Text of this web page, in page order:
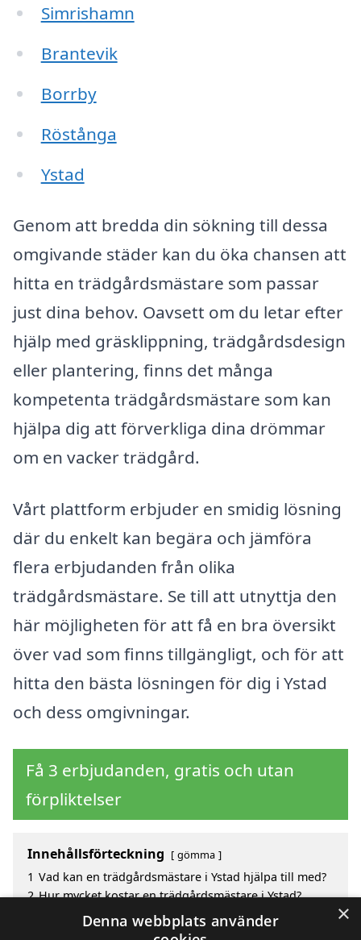
Simrishamn
Brantevik
Borrby
Röstånga
Ystad
Genom att bredda din sökning till dessa
omgivande städer kan du öka chansen att
hitta en trädgårdsmästare som passar
just dina behov. Oavsett om du letar efter
hjälp med gräsklippning, trädgårdsdesign
eller plantering, finns det många
kompetenta trädgårdsmästare som kan
hjälpa dig att förverkliga dina drömmar
om en vacker trädgård.
Vårt plattform erbjuder en smidig lösning
där du enkelt kan begära och jämföra
flera erbjudanden från olika
trädgårdsmästare. Se till att utnyttja den
här möjligheten för att få en bra översikt
över vad som finns tillgängligt, och för att
hitta den bästa lösningen för dig i Ystad
och dess omgivningar.
Få 3 erbjudanden, gratis och utan
förpliktelser
Innehållsförteckning gömma
1 Vad kan en trädgårdsmästare i Ystad hjälpa till med?
2 Hur mycket kostar en trädgårdsmästare i Ystad?
Fördelar med att välja trädgårdsmästare i Ystad
Sök efter en skicklig trädgårdsmästare i de
×
Denna webbplats använder